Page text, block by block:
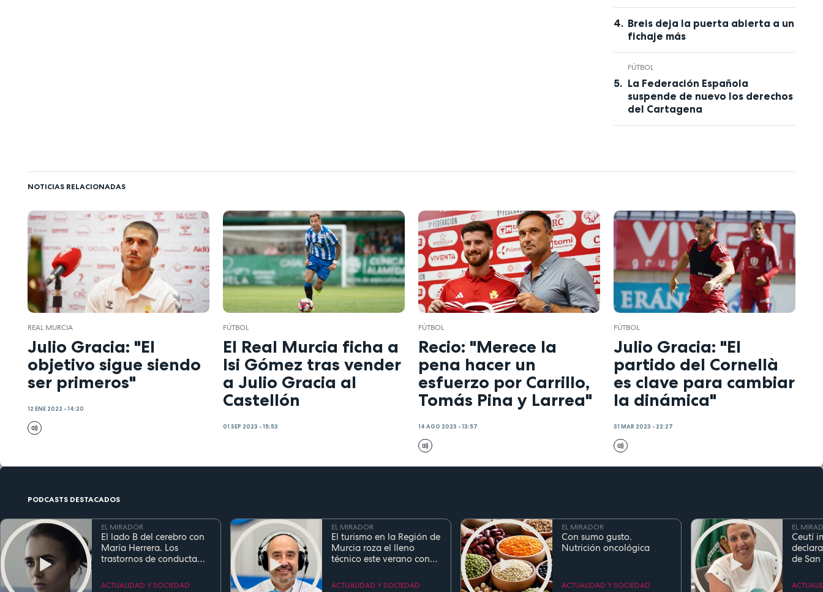
Breis deja la puerta abierta a un
fichaje más
FÚTBOL
La Federación Española
suspende de nuevo los derechos
del Cartagena
NOTICIAS RELACIONADAS
REAL MURCIA
Julio Gracia: "El
objetivo sigue siendo
ser primeros"
12 ENE 2022 - 14:20
FÚTBOL
El Real Murcia ficha a
Isi Gómez tras vender
a Julio Gracia al
Castellón
01 SEP 2023 - 15:53
FÚTBOL
Recio: "Merece la
pena hacer un
esfuerzo por Carrillo,
Tomás Pina y Larrea"
14 AGO 2023 - 13:57
FÚTBOL
Julio Gracia: "El
partido del Cornellà
es clave para cambiar
la dinámica"
31 MAR 2023 - 22:27
PODCASTS DESTACADOS
EL MIRADOR
El lado B del cerebro con
María Herrera. Los
trastornos de conducta
ACTUALIDAD Y SOCIEDAD
EL MIRADOR
El turismo en la Región de
Murcia roza el lleno
técnico este verano con
90%
ACTUALIDAD Y SOCIEDAD
EL MIRADOR
Con sumo gusto.
Nutrición oncológica
ACTUALIDAD Y SOCIEDAD
EL
Ceutí
de